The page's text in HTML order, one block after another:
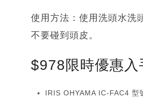
使用方法：使用洗頭水洗
不要碰到頭皮。
$978限時優惠入
IRIS OHYAMA IC-FAC4 型